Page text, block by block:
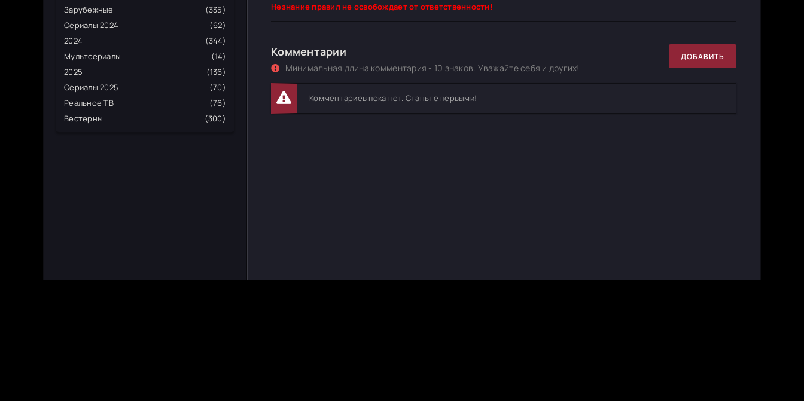
Зарубежные
(335)
Сериалы 2024
(62)
2024
(344)
Мультсериалы
(14)
2025
(136)
Сериалы 2025
(70)
Реальное ТВ
(76)
Вестерны
(300)
Незнание правил не освобождает от ответственности!
Комментарии
Минимальная длина комментария - 10 знаков. Уважайте себя и других!
ДОБАВИТЬ
Комментариев пока нет. Станьте первыми!